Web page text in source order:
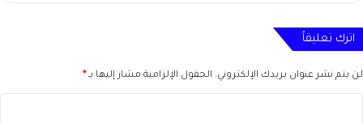
اترك تعليقاً
لن يتم نشر عنوان بريدك الإلكتروني. الحقول الإلزامية مشار إليها بـ *